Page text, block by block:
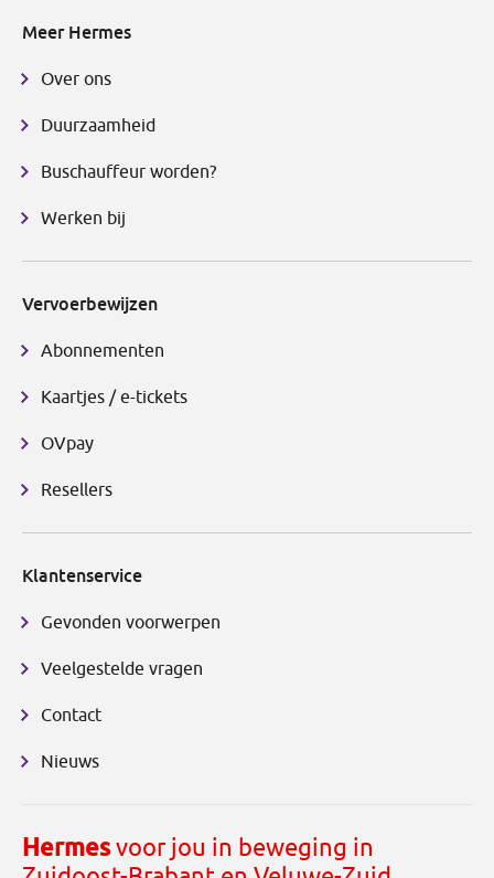
Meer Hermes
Over ons
Duurzaamheid
Buschauffeur worden?
Werken bij
Vervoerbewijzen
Abonnementen
Kaartjes / e-tickets
OVpay
Resellers
Klantenservice
Gevonden voorwerpen
Veelgestelde vragen
Contact
Nieuws
Hermesvoor jou in beweging in